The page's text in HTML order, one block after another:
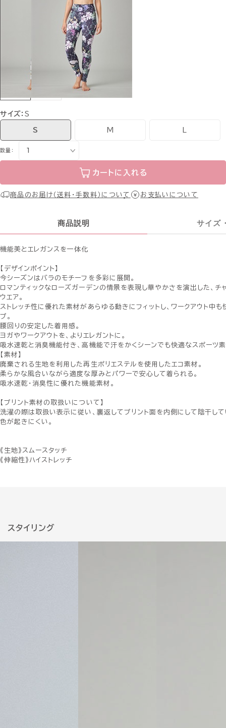
サイズ：S
S M
数量：
カートに入れる
商品のお届け（送料・手数料）について お支払いについて
商品説明 サイズ
機能美とエレガンスを一体化
【デザインポイント】
今シーズンはバラのモチーフを多彩に展開。
ロマンティックなローズガーデンの情景を表現し華やかさを演出した、チ
ウエア。
ストレッチ性に優れた素材があらゆる動きにフィットし、ワークアウト中
プ。
腰回りの安定した着用感。
ヨガやワークアウトを、よりエレガントに。
吸水速乾と消臭機能付き、高機能で汗をかくシーンでも快適なスポーツ素
【素材】
廃棄される生地を利用した再生ポリエステルを使用したエコ素材。
柔らかな風合いながら適度な厚みとパワーで安心して着られる。
吸水速乾・消臭性に優れた機能素材。
【プリント素材の取扱いについて】
洗濯の際は取扱い表示に従い、裏返してプリント面を内側にして陰干し
色が起きにくい。
《生地》スムースタッチ
《伸縮性》ハイストレッチ
スタイリング